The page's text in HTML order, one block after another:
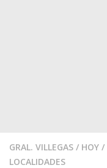
GRAL. VILLEGAS / HOY /
LOCALIDADES